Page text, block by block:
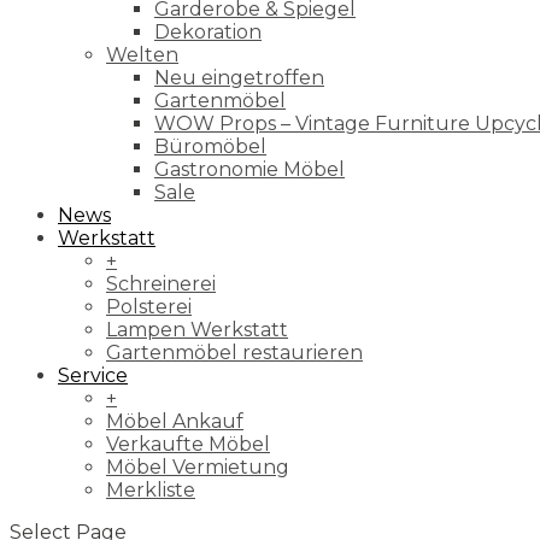
Garderobe & Spiegel
Dekoration
Welten
Neu eingetroffen
Gartenmöbel
WOW Props – Vintage Furniture
Büromöbel
Gastronomie Möbel
Sale
News
Werkstatt
+
Schreinerei
Polsterei
Lampen Werkstatt
Gartenmöbel restaurieren
Service
+
Möbel Ankauf
Verkaufte Möbel
Möbel Vermietung
Merkliste
Select Page